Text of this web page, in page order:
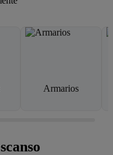
Armarios